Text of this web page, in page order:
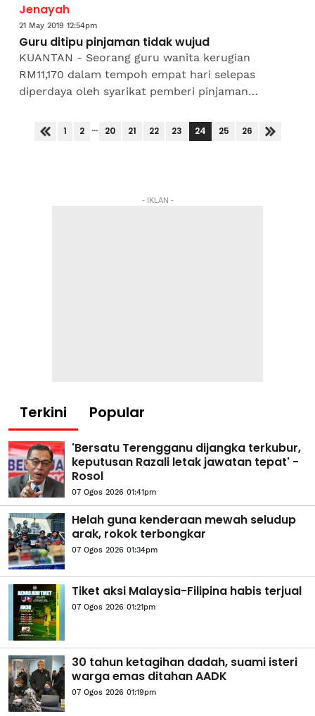
Jenayah
21 May 2019 12:54pm
Guru ditipu pinjaman tidak wujud
KUANTAN - Seorang guru wanita kerugian
RM11,170 dalam tempoh empat hari selepas
diperdaya oleh syarikat pemberi pinjaman
menerusi laman sosial. Ketua Jabatan...
1 2 ... 20 21 22 23 24 25 26
- IKLAN -
Terkini Popular
'Bersatu Terengganu dijangka terkubur,
keputusan Razali letak jawatan tepat' -
Rosol
07 Ogos 2026 01:41pm
Helah guna kenderaan mewah seludup
arak, rokok terbongkar
07 Ogos 2026 01:34pm
Tiket aksi Malaysia-Filipina habis terjual
07 Ogos 2026 01:21pm
30 tahun ketagihan dadah, suami isteri
warga emas ditahan AADK
07 Ogos 2026 01:19pm